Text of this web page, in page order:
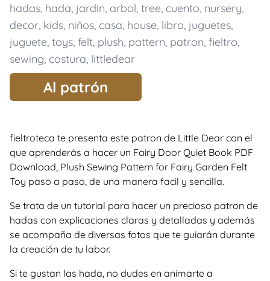
hadas, hada, jardin, arbol, tree, cuento, nursery,
decor, kids, niños, casa, house, libro, juguetes,
juguete, toys, felt, plush, pattern, patron, fieltro,
sewing, costura, littledear
Al patrón
fieltroteca te presenta este patron de Little Dear con el
que aprenderás a hacer un Fairy Door Quiet Book PDF
Download, Plush Sewing Pattern for Fairy Garden Felt
Toy paso a paso, de una manera facil y sencilla.
Se trata de un tutorial para hacer un precioso patron de
hadas con explicaciones claras y detalladas y además
se acompaña de diversas fotos que te guiarán durante
la creación de tu labor.
Si te gustan las hada, no dudes en animarte a